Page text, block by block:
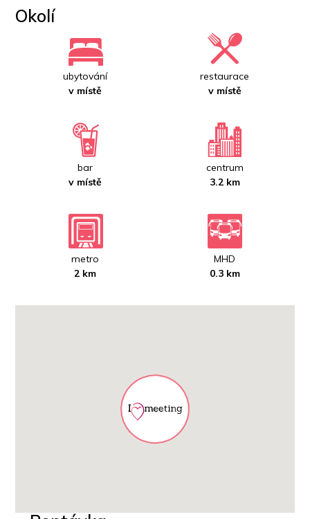
Okolí
ubytování
v místě
restaurace
v místě
bar
v místě
centrum
3.2 km
metro
2 km
MHD
0.3 km